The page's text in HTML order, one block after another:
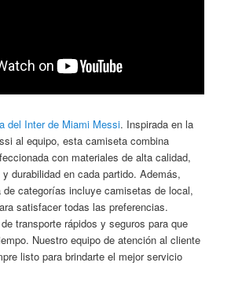
del Inter de Miami Messi. Inspirada en la
al equipo, esta camiseta combina
con materiales de alta calidad,
durabilidad en cada partido. Además,
de categorías incluye camisetas de local,
satisfacer todas las preferencias.
transporte rápidos y seguros para que
Nuestro equipo de atención al cliente
listo para brindarte el mejor servicio